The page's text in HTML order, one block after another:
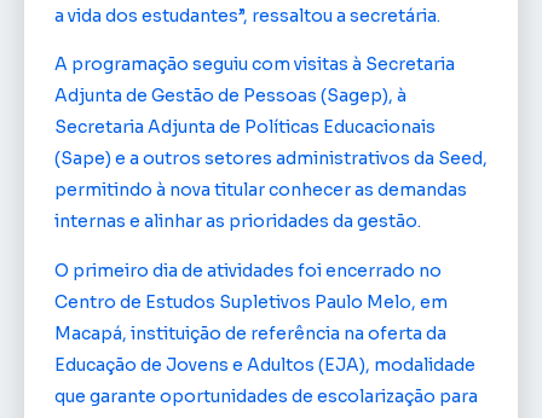
a vida dos estudantes”, ressaltou a secretária.
A programação seguiu com visitas à Secretaria
Adjunta de Gestão de Pessoas (Sagep), à
Secretaria Adjunta de Políticas Educacionais
(Sape) e a outros setores administrativos da Seed,
permitindo à nova titular conhecer as demandas
internas e alinhar as prioridades da gestão.
O primeiro dia de atividades foi encerrado no
Centro de Estudos Supletivos Paulo Melo, em
Macapá, instituição de referência na oferta da
Educação de Jovens e Adultos (EJA), modalidade
que garante oportunidades de escolarização para